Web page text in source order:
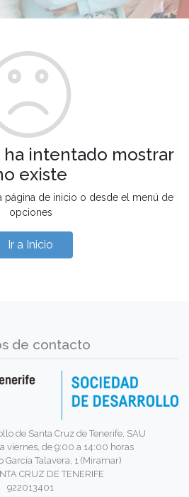
ha intentado mostrar
existe
página de inicio o desde el menú de
opciones
Ir a Inicio
de contacto
de Santa Cruz de Tenerife, SAU
viernes, de 9:00 a 14:00 horas
García Talavera, 1 (Miramar)
CRUZ DE TENERIFE
922013401